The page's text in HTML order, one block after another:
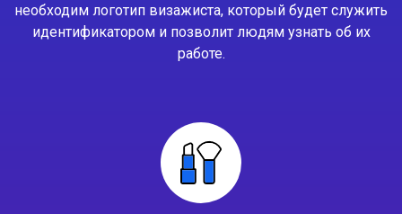
необходим логотип визажиста, который будет служить
идентификатором и позволит людям узнать об их
работе.